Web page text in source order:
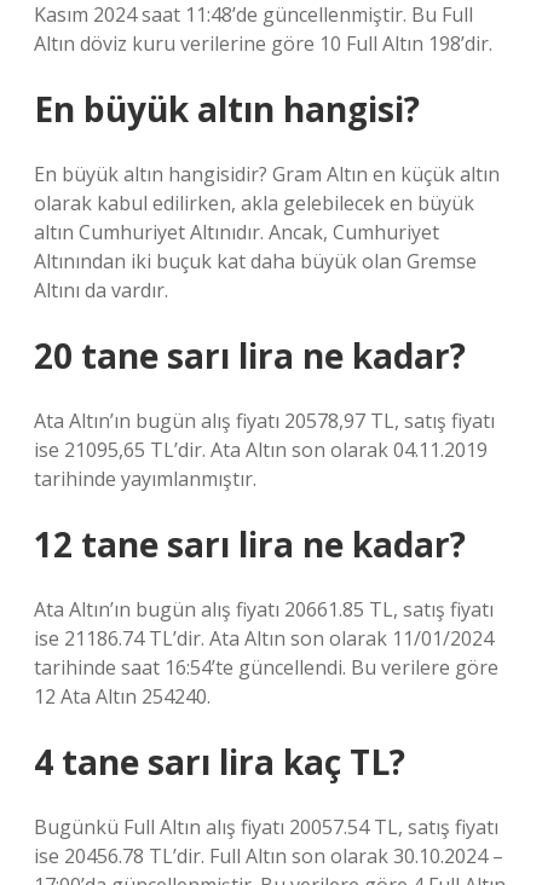
Kasım 2024 saat 11:48’de güncellenmiştir. Bu Full
Altın döviz kuru verilerine göre 10 Full Altın 198’dir.
En büyük altın hangisi?
En büyük altın hangisidir? Gram Altın en küçük altın
olarak kabul edilirken, akla gelebilecek en büyük
altın Cumhuriyet Altınıdır. Ancak, Cumhuriyet
Altınından iki buçuk kat daha büyük olan Gremse
Altını da vardır.
20 tane sarı lira ne kadar?
Ata Altın’ın bugün alış fiyatı 20578,97 TL, satış fiyatı
ise 21095,65 TL’dir. Ata Altın son olarak 04.11.2019
tarihinde yayımlanmıştır.
12 tane sarı lira ne kadar?
Ata Altın’ın bugün alış fiyatı 20661.85 TL, satış fiyatı
ise 21186.74 TL’dir. Ata Altın son olarak 11/01/2024
tarihinde saat 16:54’te güncellendi. Bu verilere göre
12 Ata Altın 254240.
4 tane sarı lira kaç TL?
Bugünkü Full Altın alış fiyatı 20057.54 TL, satış fiyatı
ise 20456.78 TL’dir. Full Altın son olarak 30.10.2024 –